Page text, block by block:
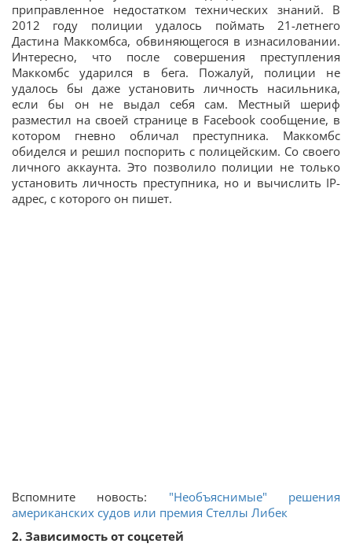
приправленное недостатком технических знаний. В
2012 году полиции удалось поймать 21-летнего
Дастина Маккомбса, обвиняющегося в изнасиловании.
Интересно, что после совершения преступления
Маккомбс ударился в бега. Пожалуй, полиции не
удалось бы даже установить личность насильника,
если бы он не выдал себя сам. Местный шериф
разместил на своей странице в Facebook сообщение, в
котором гневно обличал преступника. Маккомбс
обиделся и решил поспорить с полицейским. Со своего
личного аккаунта. Это позволило полиции не только
установить личность преступника, но и вычислить IP-
адрес, с которого он пишет.
Вспомните новость: "Необъяснимые" решения
американских судов или премия Стеллы Либек
2. Зависимость от соцсетей